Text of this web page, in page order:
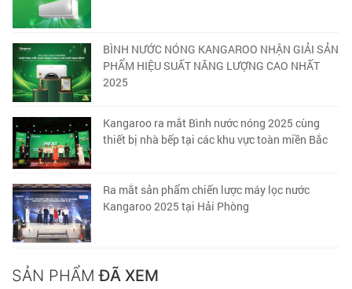
BÌNH NƯỚC NÓNG KANGAROO NHẬN GIẢI SẢN
PHẨM HIỆU SUẤT NĂNG LƯỢNG CAO NHẤT
2025
Kangaroo ra mắt Bình nước nóng 2025 cùng
thiết bị nhà bếp tại các khu vực toàn miền Bắc
Ra mắt sản phẩm chiến lược máy lọc nước
Kangaroo 2025 tại Hải Phòng
SẢN PHẨM ĐÃ XEM